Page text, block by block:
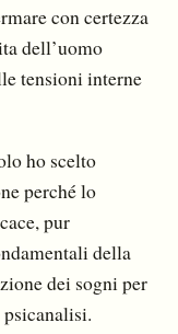
con certezza
dell’uomo
tensioni interne
ho scelto
perché lo
pur
della
dei sogni per